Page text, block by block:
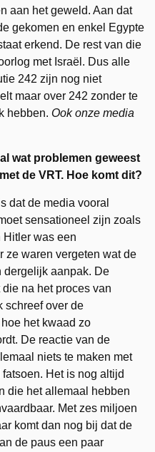
aan het geweld. Aan dat
gekomen en enkel Egypte
erkend. De rest van die
met Israël. Dus alle
242 zijn nog niet
maar over 242 zonder te
hebben.Ook onze media
wat problemen geweest
de VRT. Hoe komt dit?
dat de media vooral
sensationeel zijn zoals
Hitler was een
ze waren vergeten wat de
dergelijk aanpak. De
na het proces van
schreef over de
het kwaad zo
De reactie van de
niets te maken met
fatsoen. Het is nog altijd
die het allemaal hebben
Met zes miljoen
komt dan nog bij dat de
de paus een paar